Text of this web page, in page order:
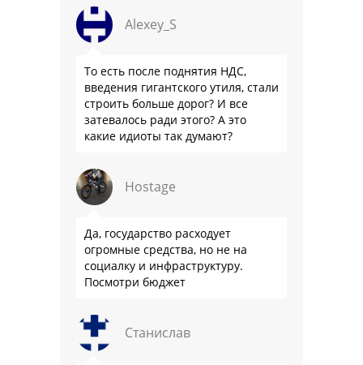
Alexey_S
То есть после поднятия НДС,
введения гигантского утиля, стали
строить больше дорог? И все
затевалось ради этого? А это
какие идиоты так думают?
Hostage
Да, государство расходует
огромные средства, но не на
социалку и инфраструктуру.
Посмотри бюджет
Станислав